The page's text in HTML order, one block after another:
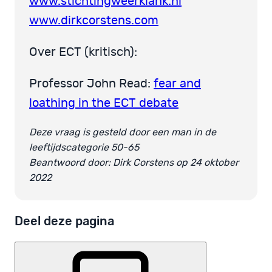
www.dirkcorstens.com
Over ECT (kritisch):
Professor John Read: fear and
loathing in the ECT debate
Deze vraag is gesteld door een man in de
leeftijdscategorie 50-65
Beantwoord door: Dirk Corstens op 24 oktober
2022
Deel deze pagina